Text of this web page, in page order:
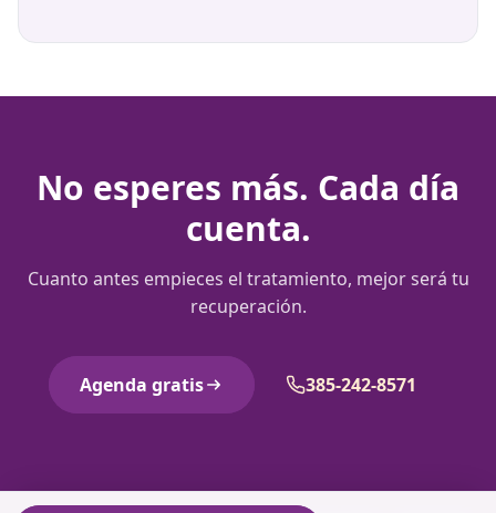
No esperes más. Cada día
cuenta.
Cuanto antes empieces el tratamiento, mejor será tu
recuperación.
Agenda gratis 385-242-8571